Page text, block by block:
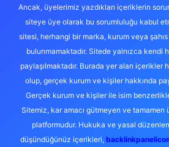
Ancak, üyelerimiz yazdıkları içeriklerin
siteye üye olarak bu sorumluluğu kabul
sitesi, herhangi bir marka, kurum veya
bulunmamaktadır. Sitede yalnızca kendi
paylaşılmaktadır. Burada yer alan içerikler
olup, gerçek kurum ve kişiler hakkında
Gerçek kurum ve kişiler ile isim
Sitemiz, kar amacı gütmeyen ve tamamen
platformudur. Hukuka ve yasal
düşündüğünüz içerikleri,